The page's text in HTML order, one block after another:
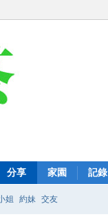
分享 家園 記錄
姐 約妹 交友